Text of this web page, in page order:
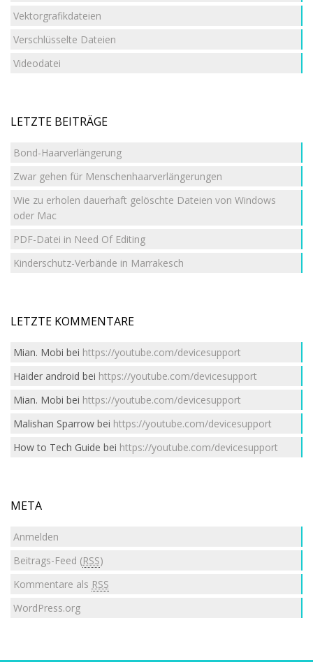
Vektorgrafikdateien
Verschlüsselte Dateien
Videodatei
LETZTE BEITRÄGE
Bond-Haarverlängerung
Zwar gehen für Menschenhaarverlängerungen
Wie zu erholen dauerhaft gelöschte Dateien von Windows
oder Mac
PDF-Datei in Need Of Editing
Kinderschutz-Verbände in Marrakesch
LETZTE KOMMENTARE
Mian. Mobi bei https://youtube.com/devicesupport
Haider android bei https://youtube.com/devicesupport
Mian. Mobi bei https://youtube.com/devicesupport
Malishan Sparrowbei https://youtube.com/devicesupport
How to Tech Guide bei https://youtube.com/devicesupport
META
Anmelden
Beitrags-Feed (RSS)
Kommentare als RSS
WordPress.org